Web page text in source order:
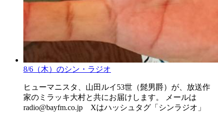
8/6（木）のシン・ラジオ
ヒューマニスタ、山田ルイ53世（髭男爵）が、放送作
家のミラッキ大村と共にお届けします。 メールは
radio@bayfm.co.jp Xはハッシュタグ「シンラジオ」